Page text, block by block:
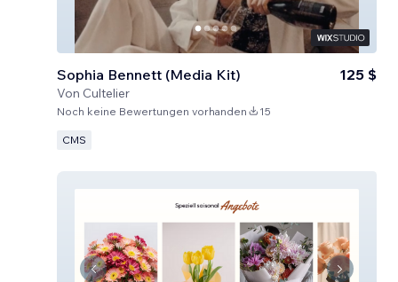
Sophia Bennett (Media Kit)
Von Cultelier
125 $
Noch keine Bewertungen vorhanden 15
CMS